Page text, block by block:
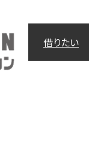
借りたい